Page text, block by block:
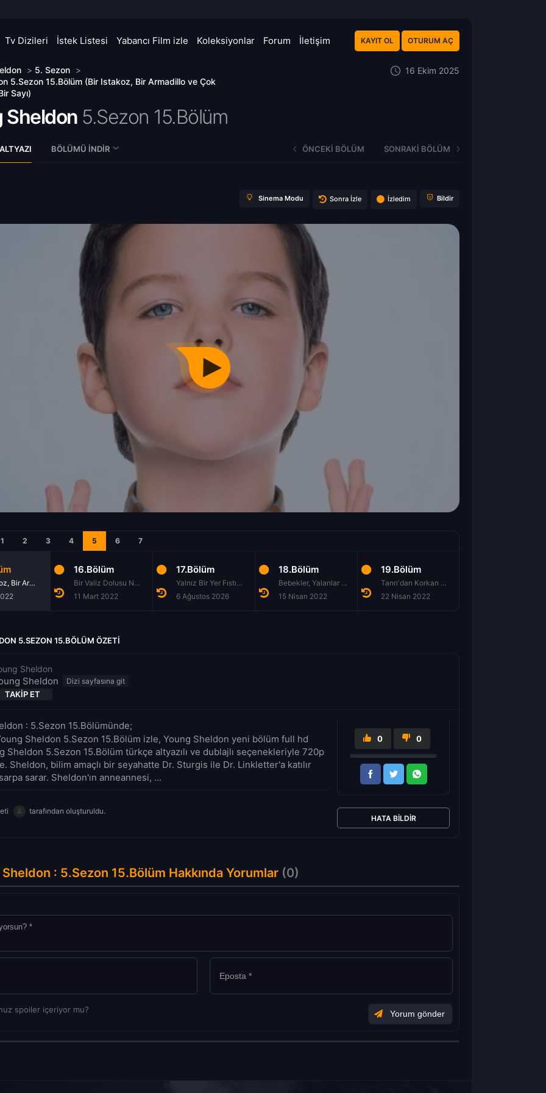
Tv Dizileri İstek Listesi Yabancı Film izle Koleksiyonlar Forum İletişim KAYIT OL OTURUM AÇ
> 5. Sezon >
5.Sezon 15.Bölüm (Bir Istakoz, Bir Armadillo ve Çok
Sayı)
16 Ekim 2025
Sheldon 5.Sezon 15.Bölüm
BÖLÜMÜ İNDIR ÖNCEKI BÖLÜM SONRAKI BÖLÜM
Sinema Modu Sonra İzle İzledim Bildir
1 2 3 4 5 6 7
Bir Istakoz, Bir Armadillo ve Çok Daha Büyük Bir Sayı
16.Bölüm
Bir Valiz Dolusu Nakit ve Sarı Bir Palyaço Arabası
11 Mart 2022
17.Bölüm
Yalnız Bir Yer Fıstığı, Sosyal Bir Kelebek ve Gerçek
6 Ağustos 2026
18.Bölüm
Bebekler, Yalanlar ve Görkemli Cannoli'ler
15 Nisan 2022
19.Bölüm
Tanrı'dan Korkan Bir Baptist ve Seksi, Çıtır Bir Koca
22 Nisan 2022
5.SEZON 15.BÖLÜM ÖZETI
Sheldon
Sheldon
TAKIP ET
: 5.Sezon 15.Bölümünde;
Sheldon 5.Sezon 15.Bölüm izle, Young Sheldon yeni bölüm full hd
Sheldon 5.Sezon 15.Bölüm türkçe altyazılı ve dublajlı seçenekleriyle 720p
Sheldon, bilim amaçlı bir seyahatte Dr. Sturgis ile Dr. Linkletter'a katılır
sarar. Sheldon'ın anneannesi, ...
tarafından oluşturuldu.
0 0
HATA BILDIR
: 5.Sezon 15.Bölüm Hakkında Yorumlar (0)
spoiler içeriyor mu?